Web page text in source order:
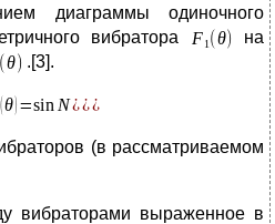
диаграммы одиночного
вибратора
на
.[3].
(в рассматриваемом
вибраторами выраженное в